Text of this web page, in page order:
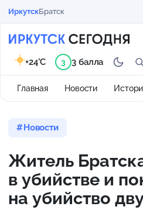
ИркутскБратск
Главная Новости
+24°C 3 3 балла
Новости
Житель
в убийстве и
на убийство